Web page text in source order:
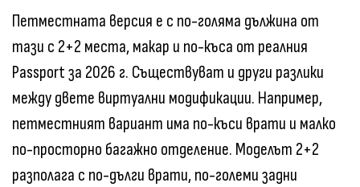
Петместната версия е с по-голяма дължина от
тази с 2+2 места, макар и по-къса от реалния
Passport за 2026 г. Съществуват и други разлики
между двете виртуални модификации. Например,
петместният вариант има по-къси врати и малко
по-просторно багажно отделение. Моделът 2+2
разполага с по-дълги врати, по-големи задни